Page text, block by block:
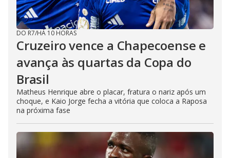
DO R7/HÁ 10 HORAS
Cruzeiro vence a Chapecoense e
avança às quartas da Copa do
Brasil
Matheus Henrique abre o placar, fratura o nariz após um
choque, e Kaio Jorge fecha a vitória que coloca a Raposa
na próxima fase